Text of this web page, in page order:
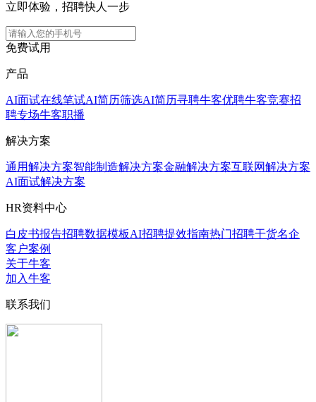
立即体验，招聘快人一步
免费试用
产品
AI面试在线笔试AI简历筛选AI简历寻聘牛客优聘牛客竞赛招
聘专场牛客职播
解决方案
通用解决方案智能制造解决方案金融解决方案互联网解决方案
AI面试解决方案
HR资料中心
白皮书报告招聘数据模板AI招聘提效指南热门招聘干货名企
客户案例
关于牛客
加入牛客
联系我们